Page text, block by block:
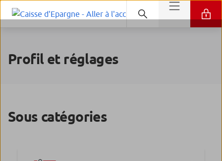
Profil et réglages
Sous catégories